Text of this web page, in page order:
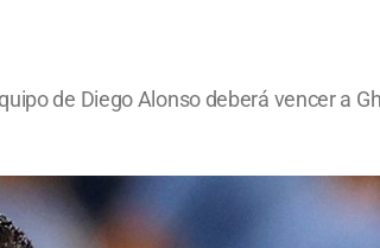
de Diego Alonso deberá vencer a